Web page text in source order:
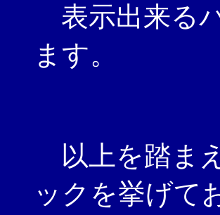
表示出来る
ます。
以上を踏ま
ックを挙げて